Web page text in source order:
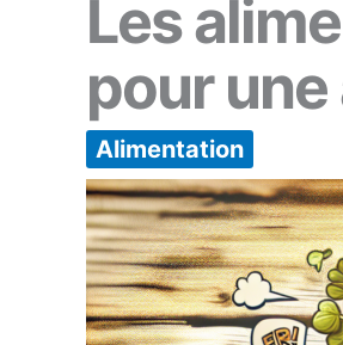
Les
pour
Alimentation